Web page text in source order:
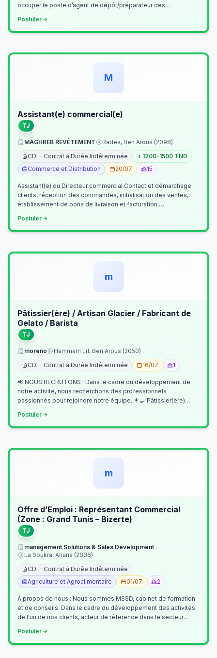
occuper le poste d’agent de dépôt/préparateur des
Postuler
M
Assistant(e) commercial(e)
TJ
MAGHREB REVÊTEMENT
Rades, Ben Arous (2098)
CDI - Contrat à Durée Indéterminée
1200-1500 TND
Commerce et Distribution
20/07 15
Assistant(e) du Directeur commercial Contact et démarchage
clients, réception des commandes, initialisation des ventes,
établissement de bons de livraison et facturation.
Postuler
m
Pâtissier(ère) / Artisan Glacier / Fabricant de
Gelato / Barista
TJ
moreno
Hammam Lif, Ben Arous (2050)
CDI - Contrat à Durée Indéterminée
16/07 1
📢 NOUS RECRUTONS ! Dans le cadre du développement de
notre activité, nous recherchons des professionnels
passionnés pour rejoindre notre équipe. 👨‍🍳 Pâtissier(ère)
Postuler
m
Offre d’Emploi : Représentant Commercial
(Zone : Grand Tunis – Bizerte)
TJ
management Solutions & Sales Development
La Soukra, Ariana (2036)
CDI - Contrat à Durée Indéterminée
Agriculture et Agroalimentaire
01/07 2
À propos de nous : Nous sommes MSSD, cabinet de formation
et de conseils. Dans le cadre du développement des activités
de l'un de nos clients, acteur de référence dans le secteur
Postuler